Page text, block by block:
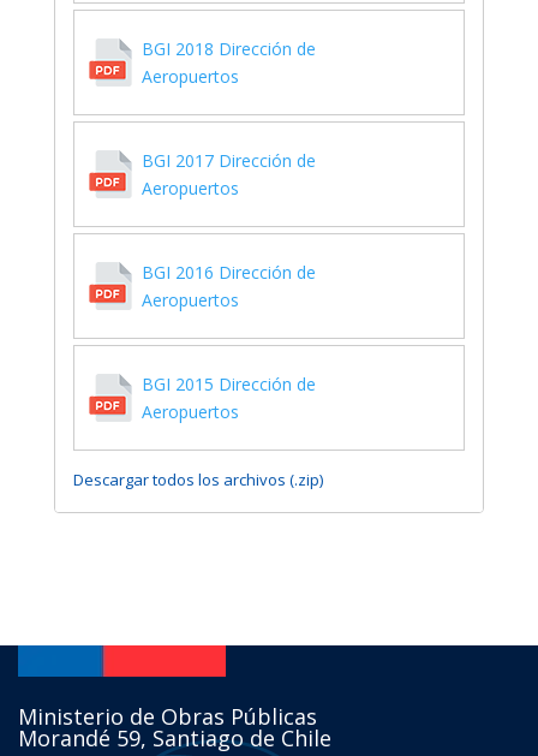
BGI 2018 Dirección de
Aeropuertos
BGI 2017 Dirección de
Aeropuertos
BGI 2016 Dirección de
Aeropuertos
BGI 2015 Dirección de
Aeropuertos
Descargar todos los archivos (.zip)
Ministerio de Obras Públicas
Morandé 59, Santiago de Chile